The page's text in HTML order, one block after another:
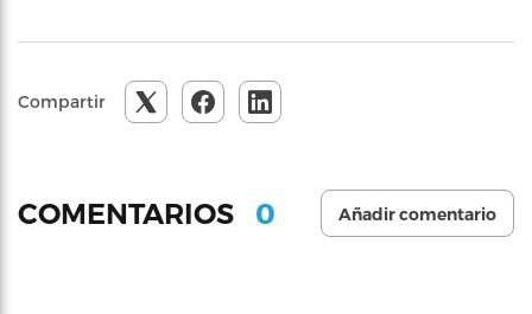
Compartir
COMENTARIOS 0 Añadir comentario